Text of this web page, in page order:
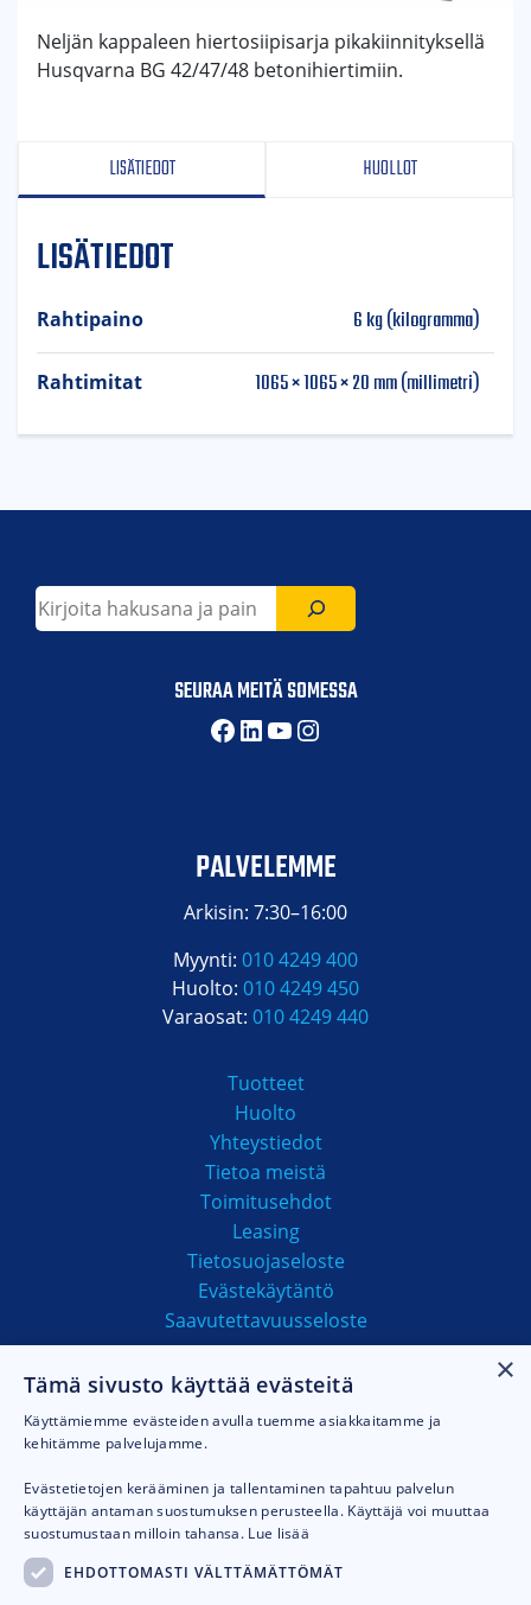
LISÄTIEDOT HUOLLOT
LISÄTIEDOT
Rahtipaino 6 kg (kilogramma)
Rahtimitat 1065 × 1065 × 20 mm (millimetri)
Neljän kappaleen hiertosiipisarja pikakiinnityksellä
Husqvarna BG 42/47/48 betonihiertimiin.
Etsi
SEURAA MEITÄ SOMESSA
Facebook
LinkedIn
YouTube
Instagram
PALVELEMME
Arkisin: 7:30–16:00
Myynti: 010 4249 400
Huolto: 010 4249 450
Varaosat: 010 4249 440
Tuotteet
Huolto
Yhteystiedot
Tietoa meistä
Toimitusehdot
Leasing
Tietosuojaseloste
Evästekäytäntö
Saavutettavuusseloste
MAKSUTAVAT
×
Tämä sivusto käyttää evästeitä
Käyttämiemme evästeiden avulla tuemme asiakkaitamme ja
kehitämme palvelujamme.
Evästetietojen kerääminen ja tallentaminen tapahtuu palvelun
käyttäjän antaman suostumuksen perusteella. Käyttäjä voi muuttaa
suostumustaan milloin tahansa. Lue lisää
EHDOTTOMASTI VÄLTTÄMÄTTÖMÄT